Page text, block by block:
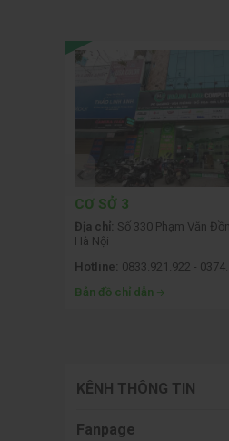
CƠ SỞ 3
Địa chỉ: Số 330 Phạm Văn
Hà Nội
Hotline: 0833.921.922 -
Bản đồ chỉ dẫn
KÊNH THÔNG TIN
Fanpage